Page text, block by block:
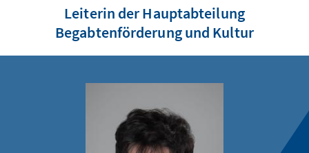
Leiterin der Hauptabteilung
Begabtenförderung und Kultur